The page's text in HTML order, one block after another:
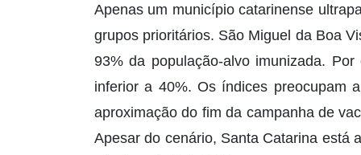
Apenas um município catarinense
grupos prioritários. São Miguel da Boa
93% da população-alvo imunizada.
inferior a 40%. Os índices preocupam
aproximação do fim da campanha de
Apesar do cenário, Santa Catarina está